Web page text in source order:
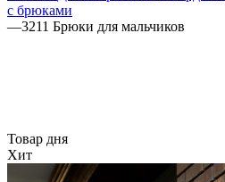
с брюками
—3211 Брюки для мальчиков
Товар дня
Хит